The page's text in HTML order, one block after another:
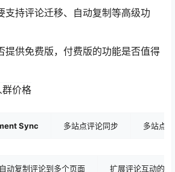
支持评论迁移、自动复制等高级功
提供免费版，付费版的功能是否值得
群价格
Sync 多站点评论同步 多站点
自动复制评论到多个页面 扩展评论互动的站